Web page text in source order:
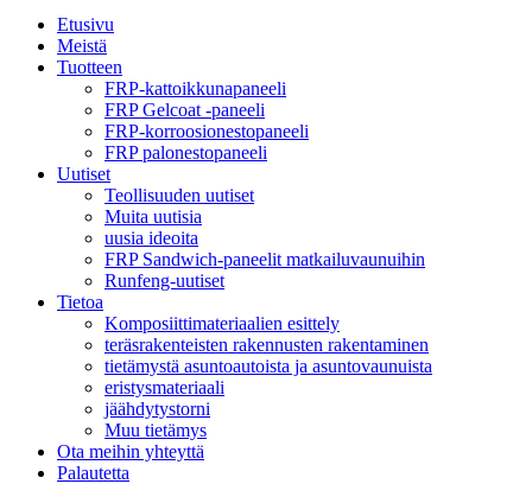
Etusivu
Meistä
Tuotteen
FRP-kattoikkunapaneeli
FRP Gelcoat -paneeli
FRP-korroosionestopaneeli
FRP palonestopaneeli
Uutiset
Teollisuuden uutiset
Muita uutisia
uusia ideoita
FRP Sandwich-paneelit matkailuvaunuihin
Runfeng-uutiset
Tietoa
Komposiittimateriaalien esittely
teräsrakenteisten rakennusten rakentaminen
tietämystä asuntoautoista ja asuntovaunuista
eristysmateriaali
jäähdytystorni
Muu tietämys
Ota meihin yhteyttä
Palautetta